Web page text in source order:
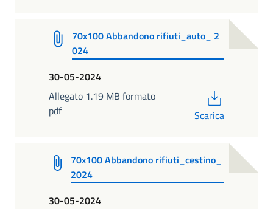
70x100 Abbandono rifiuti_auto_ 2
024
30-05-2024
Allegato 1.19 MB formato
pdf
Scarica
70x100 Abbandono rifiuti_cestino_
2024
30-05-2024